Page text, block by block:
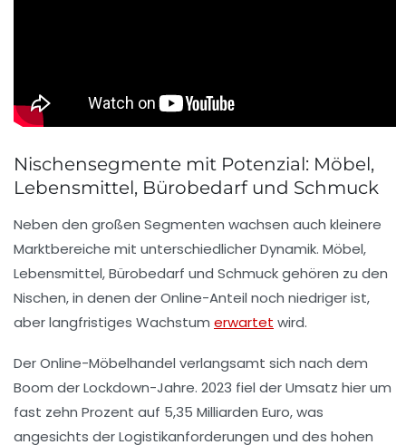
Nischensegmente mit Potenzial: Möbel,
Lebensmittel, Bürobedarf und Schmuck
Neben den großen Segmenten wachsen auch kleinere
Marktbereiche mit unterschiedlicher Dynamik. Möbel,
Lebensmittel, Bürobedarf und Schmuck gehören zu den
Nischen, in denen der Online-Anteil noch niedriger ist,
aber langfristiges Wachstum erwartet wird.
Der Online-Möbelhandel verlangsamt sich nach dem
Boom der Lockdown-Jahre. 2023 fiel der Umsatz hier um
fast zehn Prozent auf 5,35 Milliarden Euro, was
angesichts der Logistikanforderungen und des hohen